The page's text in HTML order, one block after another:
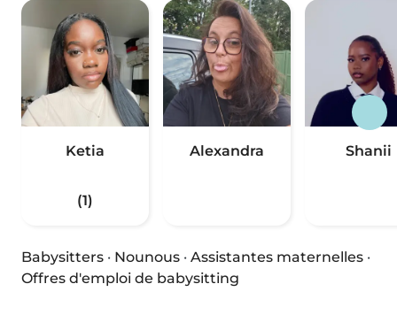
Ketia
(1)
Alexandra Shanii
Babysitters · Nounous · Assistantes maternelles ·
Offres d'emploi de babysitting